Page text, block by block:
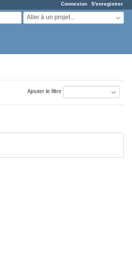
Connexion S'enregistrer
Aller à un projet...
Ajouter le filtre